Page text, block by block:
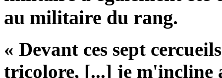
au militaire du rang.
« Devant ces sept
tricolore, [...] je m'incline